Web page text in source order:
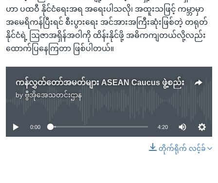
ဟာ ပထဝီ နိုင်ငံရေးအရ အရေးပါသလို၊ အထူးသဖြင့် ကမ္ဘာမှာ
အမေရိကန်ပြီးရင် စီးပွားရေး အင်အားအကြီးဆုံးဖြစ်တဲ့ တရုတ်
နိုင်ငံရဲ့ သြဇာအရှိန်အဝါကို ထိန်းနိုင်ဖို့ အဓိကကျတယ်လို့လည်း
ထောက်ပြနေကြတာ ဖြစ်ပါတယ်။
ကန်လွှတ်တော်အမတ်များ ASEAN Caucus ဖွဲ့စည်း
by ဗွီအိုအေသတင်းဌာန
No media source currently available
0:00 4:20
တိုက်ရိုက် လင့်ခ်